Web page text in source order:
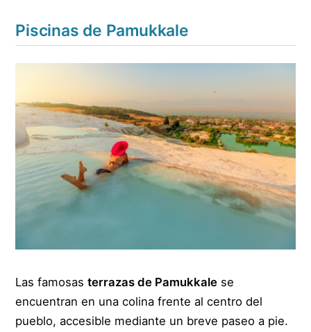
Piscinas de Pamukkale
Las famosasterrazas de Pamukkale se
encuentran en una colina frente al centro del
pueblo, accesible mediante un breve paseo a pie.